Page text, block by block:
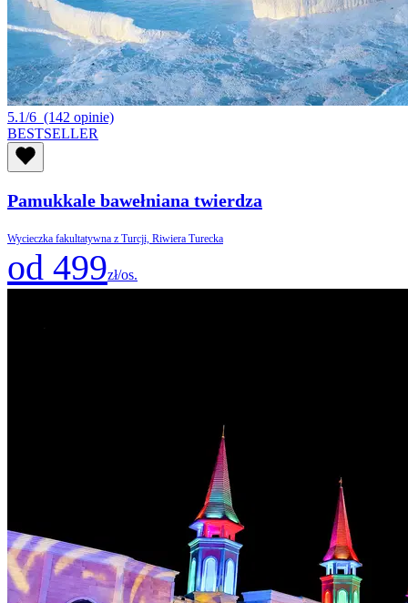
5.1/6 (142 opinie)
BESTSELLER
Pamukkale bawełniana twierdza
Wycieczka fakultatywna z Turcji, Riwiera Turecka
od 499zł/os.